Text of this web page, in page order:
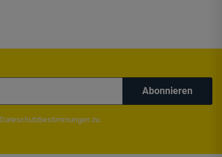
Abonnieren
Dateschutzbestimmungen zu.